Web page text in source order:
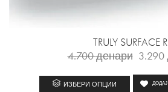
TRULY SURFACE
4.700денари 3.290
ИЗБЕРИ ОПЦИИ